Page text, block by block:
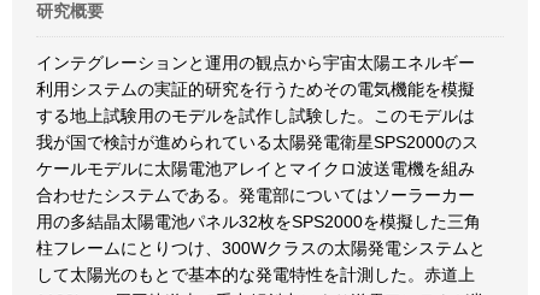
研究概要
インテグレーションと運用の観点から宇宙太陽エネルギー
利用システムの実証的研究を行うためその電気機能を模擬
する地上試験用のモデルを試作し試験した。このモデルは
我が国で検討が進められている太陽発電衛星SPS2000のス
ケールモデルに太陽電池アレイとマイクロ波送電機を組み
合わせたシステムである。発電部についてはソーラーカー
用の多結晶太陽電池パネル32枚をSPS2000を模擬した三角
柱フレームにとりつけ、300Wクラスの太陽発電システムと
して太陽光のもとで基本的な発電特性を計測した。赤道上